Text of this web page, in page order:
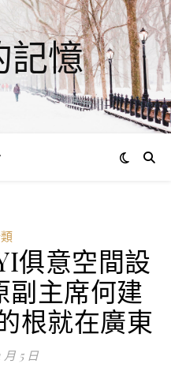
記憶
俱意空間設
副主席何建
根就在廣東
月 5 日